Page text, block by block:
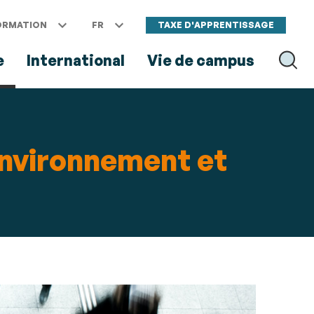
FR TAXE D'APPRENTISSAGE
International Vie de campus
et